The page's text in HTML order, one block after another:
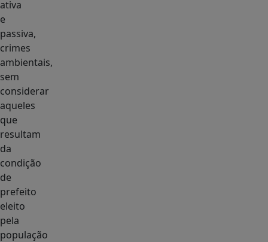
ativa
e
passiva,
crimes
ambientais,
sem
considerar
aqueles
que
resultam
da
condição
de
prefeito
eleito
pela
população